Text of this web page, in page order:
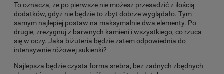
To oznacza, że po pierwsze nie możesz przesadzić z ilością
dodatków, gdyż nie będzie to zbyt dobrze wyglądało. Tym
samym najlepiej postaw na maksymalnie dwa elementy. Po
drugie, zrezygnuj z barwnych kamieni i wszystkiego, co rzuca
się w oczy. Jaka biżuteria będzie zatem odpowiednia do
intensywnie różowej sukienki?
Najlepsza będzie czysta forma srebra, bez żadnych zbędnych